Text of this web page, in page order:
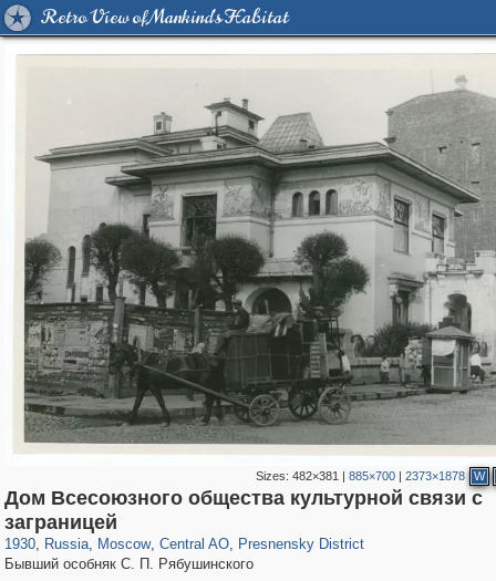
Retro View of Mankind's Habitat
Sizes:482×381 |885×700 |2373×1878 W
Дом Всесоюзного общества культурной связи с
заграницей
1930, Russia
1,406,930
, Moscow
319,861 8,286
, Central AO
160,009
, Presnensky District
Бывший особняк С. П. Рябушинского